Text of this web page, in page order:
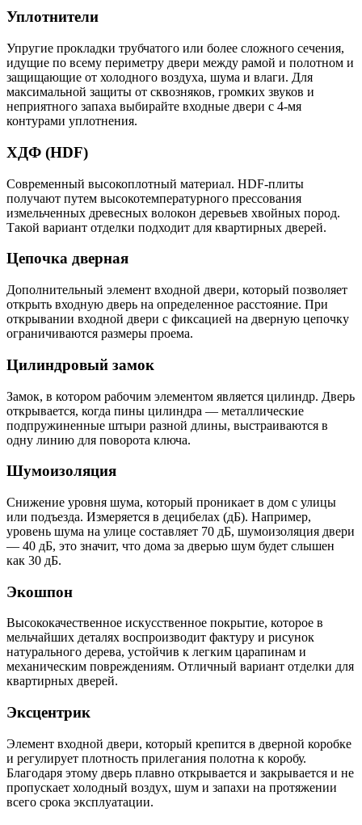
Уплотнители
Упругие прокладки трубчатого или более сложного сечения,
идущие по всему периметру двери между рамой и полотном и
защищающие от холодного воздуха, шума и влаги. Для
максимальной защиты от сквозняков, громких звуков и
неприятного запаха выбирайте входные двери с 4-мя
контурами уплотнения.
ХДФ (HDF)
Современный высокоплотный материал. HDF-плиты
получают путем высокотемпературного прессования
измельченных древесных волокон деревьев хвойных пород.
Такой вариант отделки подходит для квартирных дверей.
Цепочка дверная
Дополнительный элемент входной двери, который позволяет
открыть входную дверь на определенное расстояние. При
открывании входной двери с фиксацией на дверную цепочку
ограничиваются размеры проема.
Цилиндровый замок
Замок, в котором рабочим элементом является цилиндр. Дверь
открывается, когда пины цилиндра — металлические
подпружиненные штыри разной длины, выстраиваются в
одну линию для поворота ключа.
Шумоизоляция
Снижение уровня шума, который проникает в дом с улицы
или подъезда. Измеряется в децибелах (дБ). Например,
уровень шума на улице составляет 70 дБ, шумоизоляция двери
— 40 дБ, это значит, что дома за дверью шум будет слышен
как 30 дБ.
Экошпон
Высококачественное искусственное покрытие, которое в
мельчайших деталях воспроизводит фактуру и рисунок
натурального дерева, устойчив к легким царапинам и
механическим повреждениям. Отличный вариант отделки для
квартирных дверей.
Эксцентрик
Элемент входной двери, который крепится в дверной коробке
и регулирует плотность прилегания полотна к коробу.
Благодаря этому дверь плавно открывается и закрывается и не
пропускает холодный воздух, шум и запахи на протяжении
всего срока эксплуатации.